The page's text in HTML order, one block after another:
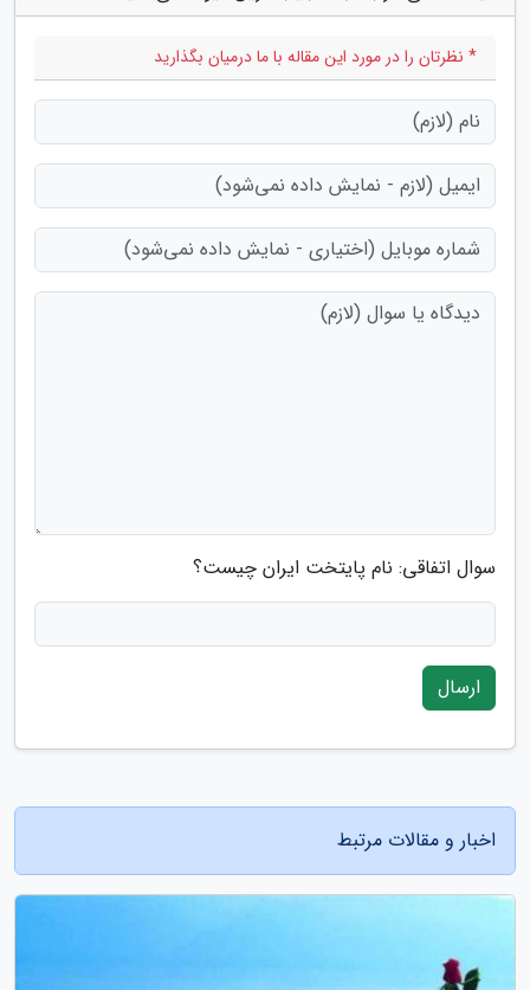
* نظرتان را در مورد این مقاله با ما درمیان بگذارید
سوال اتفاقی: نام پایتخت ایران چیست؟
ارسال
اخبار و مقالات مرتبط